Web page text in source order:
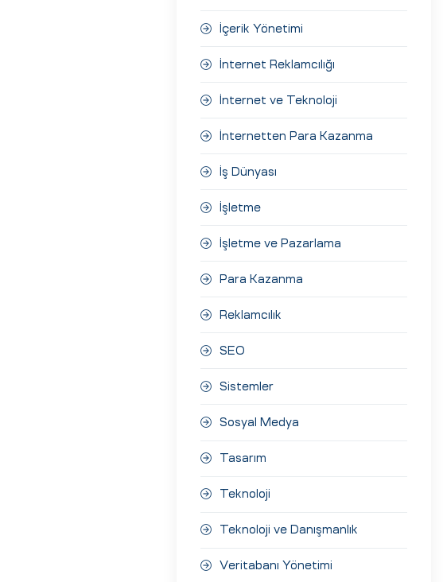
İçerik Yönetimi
İnternet Reklamcılığı
İnternet ve Teknoloji
İnternetten Para Kazanma
İş Dünyası
İşletme
İşletme ve Pazarlama
Para Kazanma
Reklamcılık
SEO
Sistemler
Sosyal Medya
Tasarım
Teknoloji
Teknoloji ve Danışmanlık
Veritabanı Yönetimi